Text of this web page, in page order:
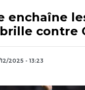
enchaîne
contre
2025 - 13:23